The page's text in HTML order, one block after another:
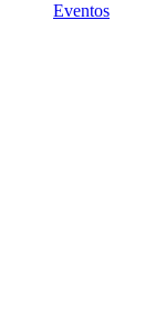
Eventos